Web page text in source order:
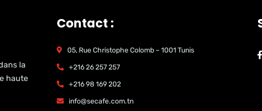
la
haute
Contact :
05, Rue Christophe Colomb – 1001 Tunis
+216 26 257 257
+216 98 169 202
info@secafe.com.tn